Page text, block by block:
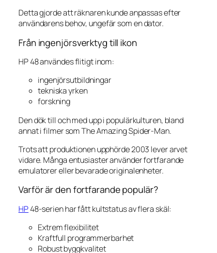
Detta gjorde att räknaren kunde anpassas efter
användarens behov, ungefär som en dator.
Från ingenjörsverktyg till ikon
HP 48 användes flitigt inom:
ingenjörsutbildningar
tekniska yrken
forskning
Den dök till och med upp i populärkulturen, bland
annat i filmer somThe Amazing Spider-Man.
Trots att produktionen upphörde 2003 lever arvet
vidare. Många entusiaster använder fortfarande
emulatorer eller bevarade originalenheter.
Varför är den fortfarande populär?
HP48-serien har fått kultstatus av flera skäl:
Extrem flexibilitet
Kraftfull programmerbarhet
Robust byggkvalitet